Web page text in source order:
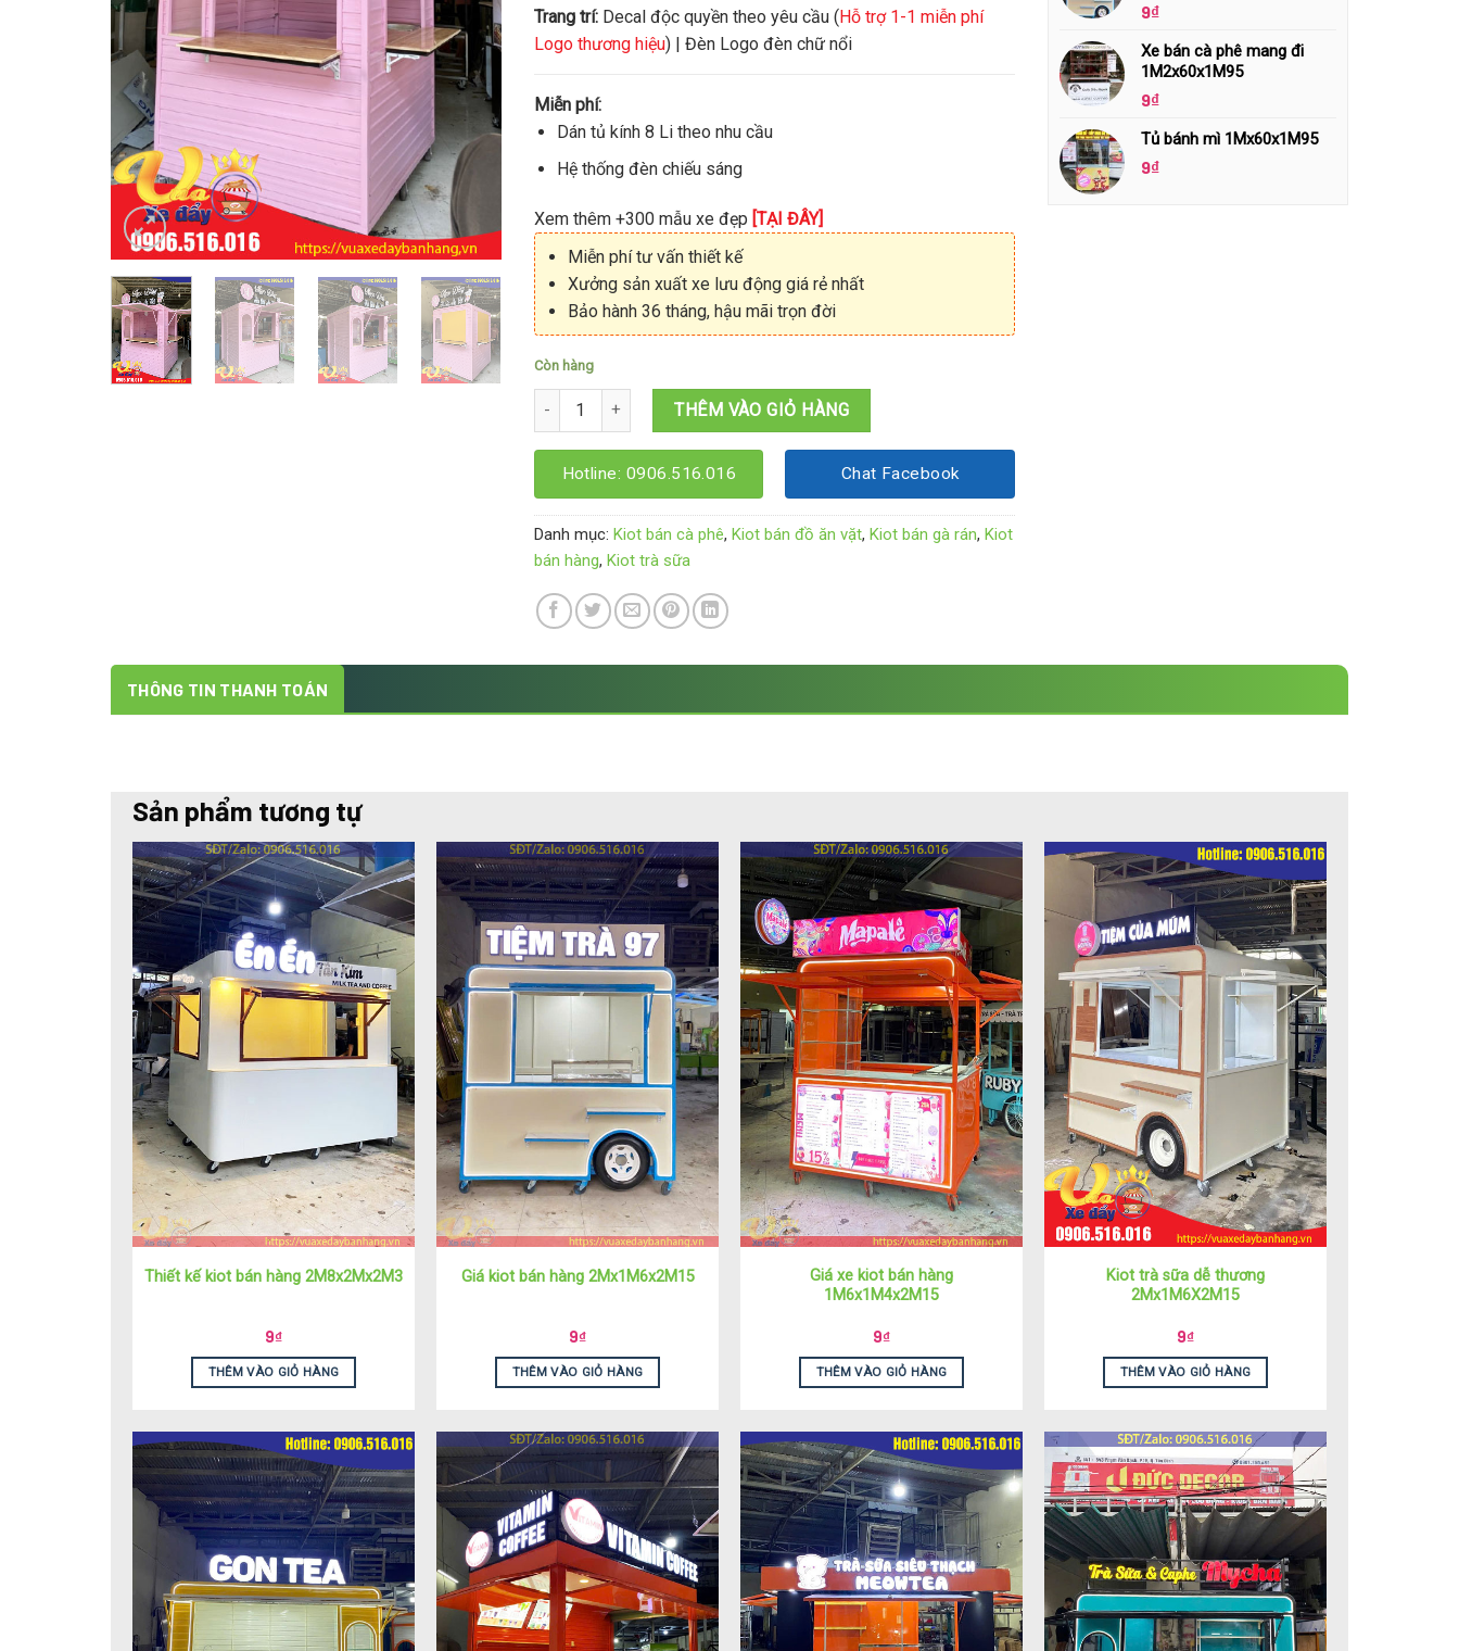
Trang trí: Decal độc quyền theo yêu cầu (Hỗ trợ 1-1 miễn phí
Logo thương hiệu) | Đèn Logo đèn chữ nổi
Miễn phí:
Dán tủ kính 8 Li theo nhu cầu
Hệ thống đèn chiếu sáng
Xem thêm +300 mẫu xe đẹp [TẠI ĐÂY]
Miễn phí tư vấn thiết kế
Xưởng sản xuất xe lưu động giá rẻ nhất
Bảo hành 36 tháng, hậu mãi trọn đời
Còn hàng
Mẫu kiot trà sữa đẹp 1M6x1M6x2M15 số lượng
THÊM VÀO GIỎ HÀNG
Hotline: 0906.516.016 Chat Facebook
Danh mục: Kiot bán cà phê, Kiot bán đồ ăn vặt, Kiot bán gà rán, Kiot
bán hàng, Kiot trà sữa
9₫
Xe bán cà phê mang đi
1M2x60x1M95
9₫
Tủ bánh mì 1Mx60x1M95
9₫
THÔNG TIN THANH TOÁN
Sản phẩm tương tự
Thiết kế kiot bán hàng 2M8x2Mx2M3
9₫
THÊM VÀO GIỎ HÀNG
Giá kiot bán hàng 2Mx1M6x2M15
9₫
THÊM VÀO GIỎ HÀNG
Giá xe kiot bán hàng
1M6x1M4x2M15
9₫
THÊM VÀO GIỎ HÀNG
Kiot trà sữa dễ thương
2Mx1M6X2M15
9₫
THÊM VÀO GIỎ HÀNG